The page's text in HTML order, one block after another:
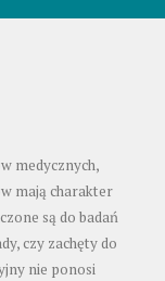
medycznych,
mają charakter
są do badań
czy zachęty do
nie ponosi